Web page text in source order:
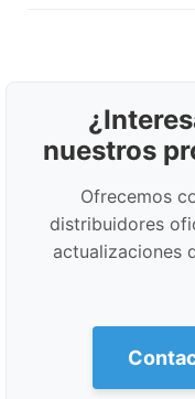
nuestros
Ofrecemos
distribuidores
actualizaciones